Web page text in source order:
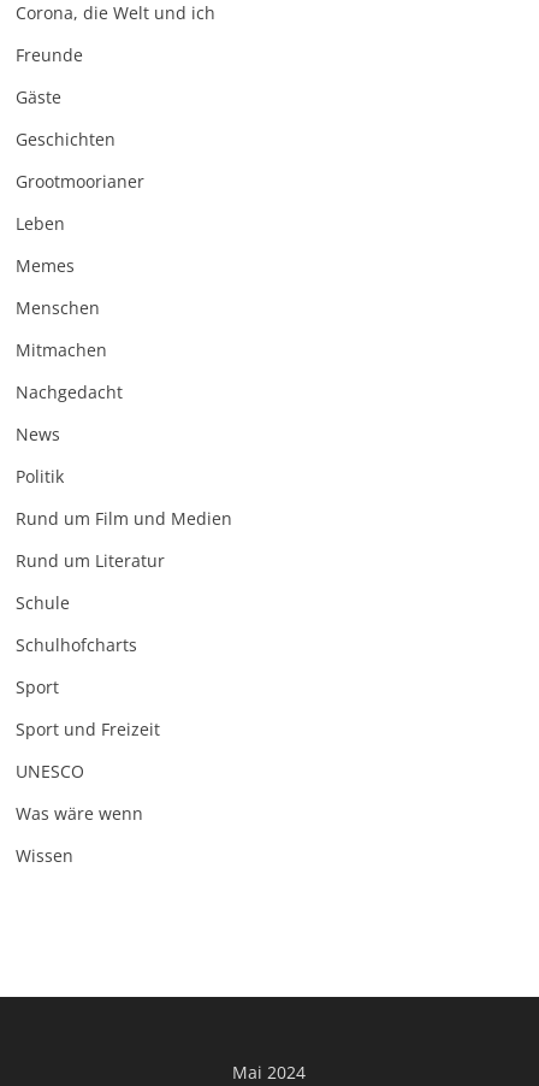
Corona, die Welt und ich
Freunde
Gäste
Geschichten
Grootmoorianer
Leben
Memes
Menschen
Mitmachen
Nachgedacht
News
Politik
Rund um Film und Medien
Rund um Literatur
Schule
Schulhofcharts
Sport
Sport und Freizeit
UNESCO
Was wäre wenn
Wissen
Mai 2024